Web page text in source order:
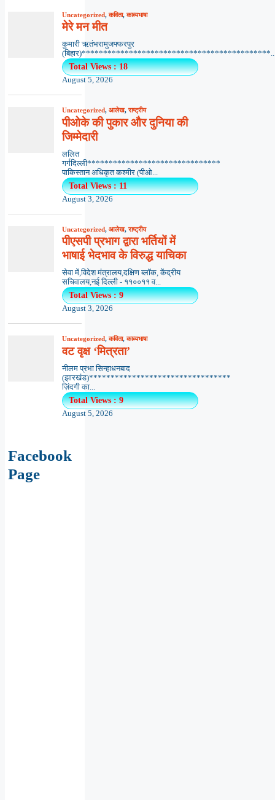
Uncategorized,कविता,काव्यभाषा
मेरे मन मीत
कुमारी ऋतंभरामुजफ्फरपुर
Total Views : 18
August 5, 2026
Uncategorized, आलेख,राष्ट्रीय
पीओके की पुकार और दुनिया की
जिम्मेदारी
ललित
गर्गदिल्ली*******************************
पाकिस्तान अधिकृत कश्मीर (पीओ...
Total Views : 11
August 3, 2026
Uncategorized, आलेख,राष्ट्रीय
पीएसपी प्रभाग द्वारा भर्तियों में
भाषाई भेदभाव के विरुद्ध याचिका
सेवा में,विदेश मंत्रालय,दक्षिण ब्लॉक, केंद्रीय
सचिवालय,नई दिल्ली - ११००११ व...
Total Views : 9
August 3, 2026
Uncategorized,कविता,काव्यभाषा
वट वृक्ष ‘मित्रता’
नीलम प्रभा सिन्हाधनबाद
(झारखंड)*********************************
ज़िंदगी का...
Total Views : 9
August 5, 2026
Facebook
Page